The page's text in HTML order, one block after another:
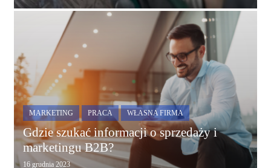
MARKETING PRACA WŁASNA FIRMA
Gdzie szukać informacji o sprzedaży i
marketingu B2B?
16 grudnia 2023